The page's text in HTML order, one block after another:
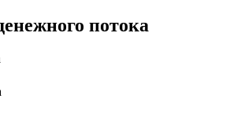
потока